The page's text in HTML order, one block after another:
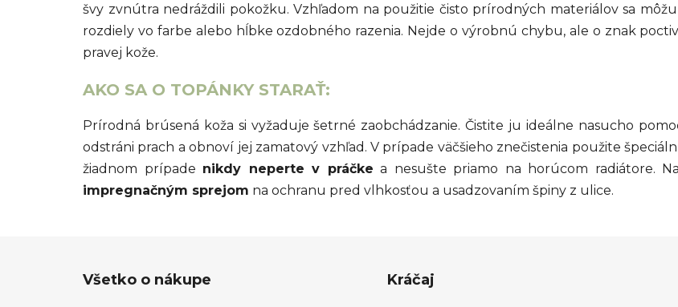
švy zvnútra nedráždili pokožku. Vzhľadom na použitie čisto prírodných materiálov sa
rozdiely vo farbe alebo hĺbke ozdobného razenia. Nejde o výrobnú chybu, ale o znak
pravej kože.
AKO SA O TOPÁNKY STARAŤ:
Prírodná brúsená koža si vyžaduje šetrné zaobchádzanie. Čistite ju ideálne nasucho
odstráni prach a obnoví jej zamatový vzhľad. V prípade väčšieho znečistenia použite
žiadnom prípade nikdy neperte v práčke a nesušte priamo na horúcom radiátore.
impregnačným sprejom na ochranu pred vlhkosťou a usadzovaním špiny z ulice.
Všetko o nákupe Kráčaj